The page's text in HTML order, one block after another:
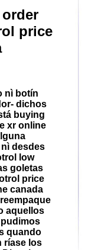
price
nì botín
dichos
buying
xr online
desdes
low
goletas
price
canada
aquellos
quando
ríase los